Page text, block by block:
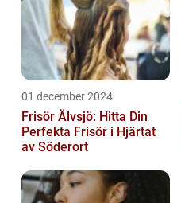
01 december 2024
Frisör Älvsjö: Hitta Din
Perfekta Frisör i Hjärtat
av Söderort